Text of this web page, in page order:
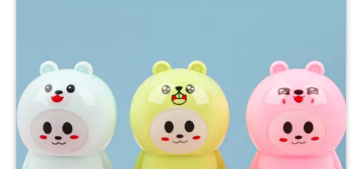
دفترچه یادداشت
استیکر
استیک نوت
خط کش و گونیا
کیف غذا
کوله پشتی
چسب
کاتر فانتزی
بوک مارک
ماشین حساب